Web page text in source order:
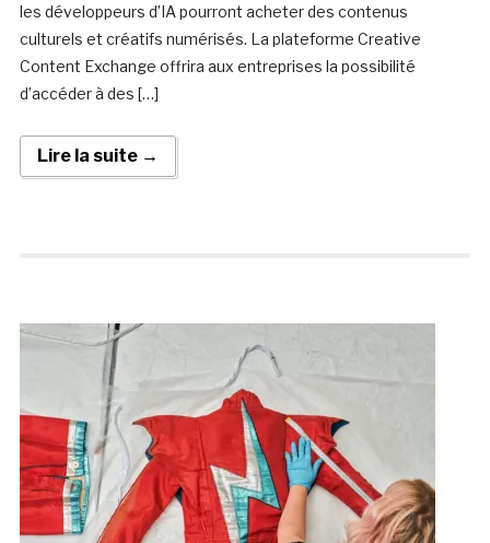
les développeurs d’IA pourront acheter des contenus
culturels et créatifs numérisés. La plateforme Creative
Content Exchange offrira aux entreprises la possibilité
d’accéder à des […]
Lire la suite →